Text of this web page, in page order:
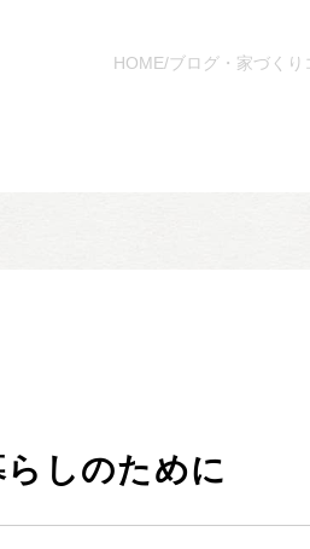
Nat's 提案型住宅
HOME/ブログ・家づくり
しのために